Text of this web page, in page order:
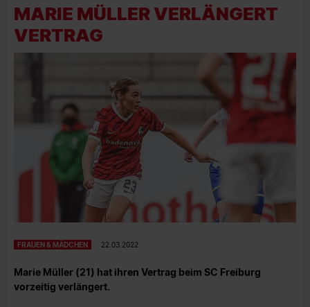
MARIE MÜLLER VERLÄNGERT
VERTRAG
FRAUEN & MÄDCHEN 22.03.2022
Marie Müller (21) hat ihren Vertrag beim SC Freiburg
vorzeitig verlängert.